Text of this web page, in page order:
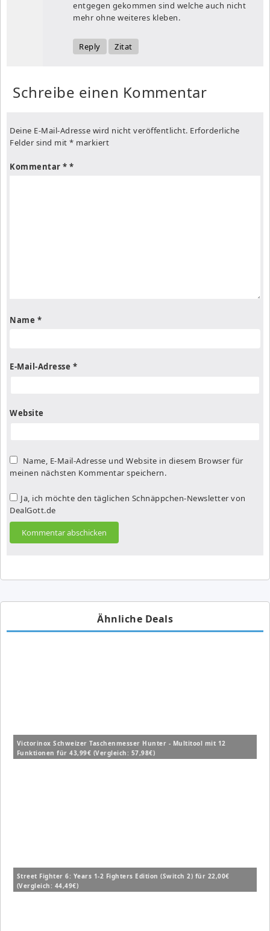
entgegen gekommen sind welche auch nicht
mehr ohne weiteres kleben.
Reply Zitat
Schreibe einen Kommentar
Deine E-Mail-Adresse wird nicht veröffentlicht. Erforderliche
Felder sind mit * markiert
Kommentar *
Name *
E-Mail-Adresse *
Website
Name, E-Mail-Adresse und Website in diesem Browser für
meinen nächsten Kommentar speichern.
Ja, ich möchte den täglichen Schnäppchen-Newsletter von
DealGott.de
Ähnliche Deals
Victorinox Schweizer Taschenmesser Hunter - Multitool mit 12
Funktionen für 43,99€ (Vergleich: 57,98€)
Street Fighter 6: Years 1-2 Fighters Edition (Switch 2) für 22,00€
(Vergleich: 44,49€)